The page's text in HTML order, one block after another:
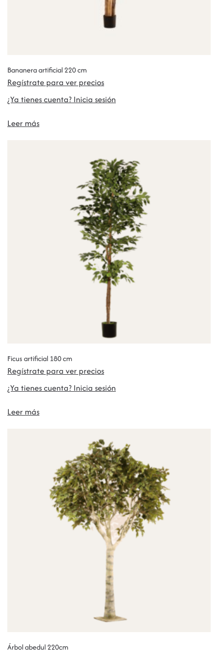
Bananera artificial 220 cm
Regístrate para ver precios
¿Ya tienes cuenta? Inicia sesión
Leer más
Ficus artificial 180 cm
Regístrate para ver precios
¿Ya tienes cuenta? Inicia sesión
Leer más
Árbol abedul 220cm